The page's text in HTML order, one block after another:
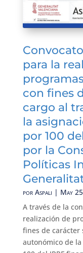
para la
con fines
cargo al
la
por 100
por la
Políticas
por Aspali | May
A través de la
realización de
fines de carácter
autonómico de